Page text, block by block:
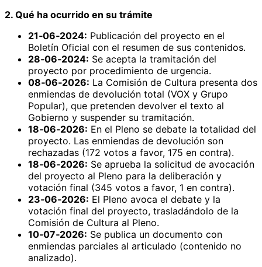
2. Qué ha ocurrido en su trámite
21‑06‑2024: Publicación del proyecto en el
Boletín Oficial con el resumen de sus contenidos.
28‑06‑2024: Se acepta la tramitación del
proyecto por procedimiento de urgencia.
08‑06‑2026: La Comisión de Cultura presenta dos
enmiendas de devolución total (VOX y Grupo
Popular), que pretenden devolver el texto al
Gobierno y suspender su tramitación.
18‑06‑2026: En el Pleno se debate la totalidad del
proyecto. Las enmiendas de devolución son
rechazadas (172 votos a favor, 175 en contra).
18‑06‑2026: Se aprueba la solicitud de avocación
del proyecto al Pleno para la deliberación y
votación final (345 votos a favor, 1 en contra).
23‑06‑2026: El Pleno avoca el debate y la
votación final del proyecto, trasladándolo de la
Comisión de Cultura al Pleno.
10‑07‑2026: Se publica un documento con
enmiendas parciales al articulado (contenido no
analizado).